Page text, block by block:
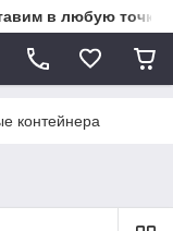
в любую точку
контейнера